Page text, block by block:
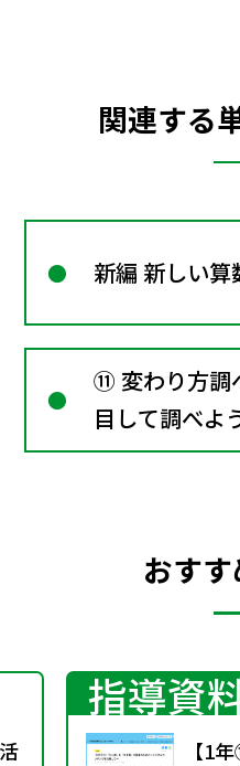
関連する
新編 新しい
⑪ 変わり方調
目して調べよ
おす
指導資
【1